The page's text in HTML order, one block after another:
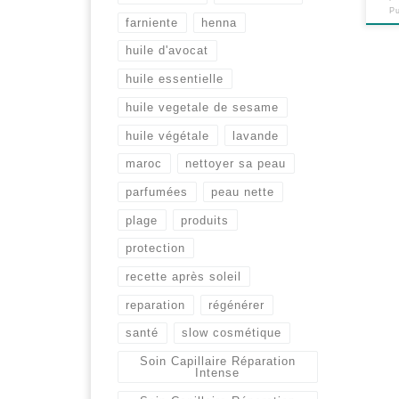
farniente henna
huile d'avocat
huile essentielle
huile vegetale de sesame
huile végétale lavande
maroc nettoyer sa peau
parfumées peau nette
plage produits
protection
recette après soleil
reparation régénérer
santé slow cosmétique
Soin Capillaire Réparation
Intense